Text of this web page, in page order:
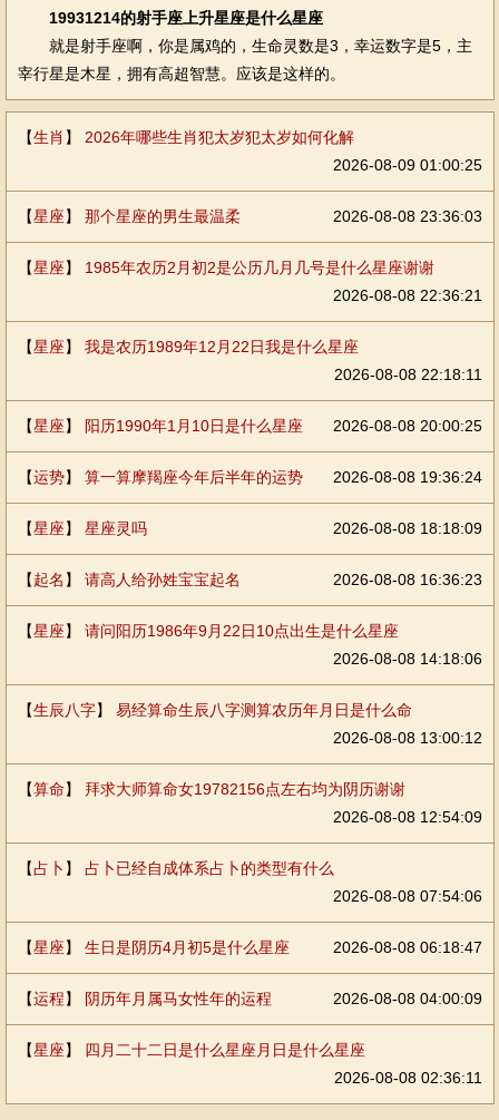
19931214的射手座上升星座是什么星座
就是射手座啊，你是属鸡的，生命灵数是3，幸运数字是5，主
宰行星是木星，拥有高超智慧。应该是这样的。
【生肖 】 2026年哪些生肖犯太岁犯太岁如何化解
2026-08-09 01:00:25
【星座】 那个星座的男生最温柔 2026-08-08 23:36:03
【星座】 1985年农历2月初2是公历几月几号是什么星座谢谢
2026-08-08 22:36:21
【星座】 我是农历1989年12月22日我是什么星座
2026-08-08 22:18:11
【星座】 阳历1990年1月10日是什么星座 2026-08-08 20:00:25
【运势】 算一算摩羯座今年后半年的运势 2026-08-08 19:36:24
【星座】 星座灵吗 2026-08-08 18:18:09
【起名 】 请高人给孙姓宝宝起名 2026-08-08 16:36:23
【星座】 请问阳历1986年9月22日10点出生是什么星座
2026-08-08 14:18:06
【生辰八字】 易经算命生辰八字测算农历年月日是什么命
2026-08-08 13:00:12
【算命】 拜求大师算命女19782156点左右均为阴历谢谢
2026-08-08 12:54:09
【占卜 】 占卜已经自成体系占卜的类型有什么
2026-08-08 07:54:06
【星座】 生日是阴历4月初5是什么星座 2026-08-08 06:18:47
【运程】 阴历年月属马女性年的运程 2026-08-08 04:00:09
【星座】 四月二十二日是什么星座月日是什么星座
2026-08-08 02:36:11